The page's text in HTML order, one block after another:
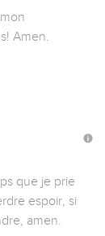
Amen.
que je prie
espoir, si
amen.